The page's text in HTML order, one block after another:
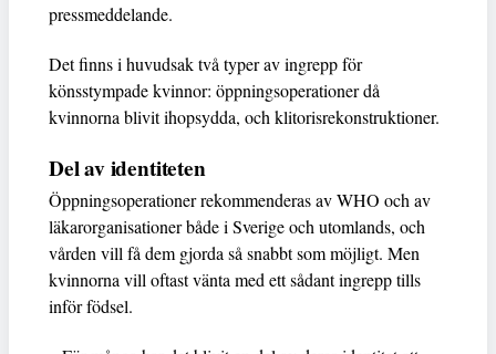
pressmeddelande.
Det finns i huvudsak två typer av ingrepp för
könsstympade kvinnor: öppningsoperationer då
kvinnorna blivit ihopsydda, och klitorisrekonstruktioner.
Del av identiteten
Öppningsoperationer rekommenderas av WHO och av
läkarorganisationer både i Sverige och utomlands, och
vården vill få dem gjorda så snabbt som möjligt. Men
kvinnorna vill oftast vänta med ett sådant ingrepp tills
inför födsel.